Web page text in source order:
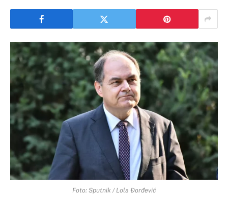
Foto: Sputnik / Lola Đorđević